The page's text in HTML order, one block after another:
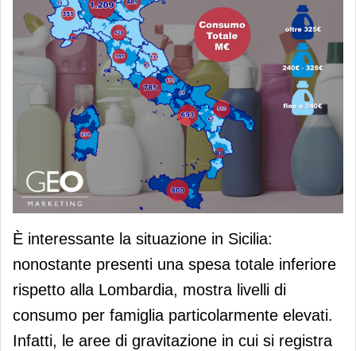
È interessante la situazione in Sicilia:
nonostante presenti una spesa totale inferiore
rispetto alla Lombardia, mostra livelli di
consumo per famiglia particolarmente elevati.
Infatti, le aree di gravitazione in cui si registra